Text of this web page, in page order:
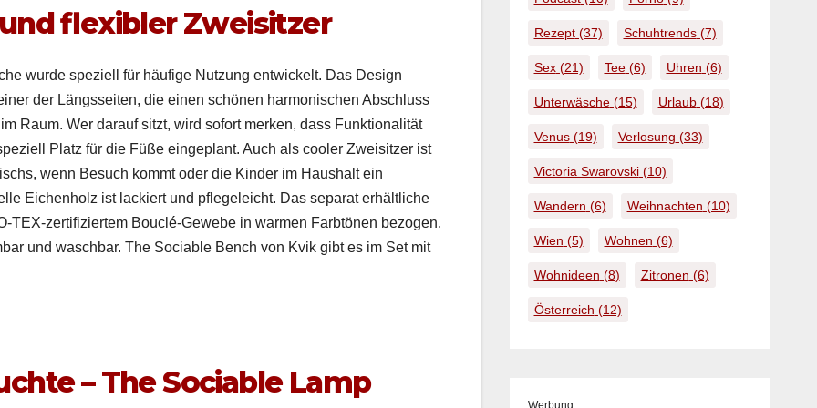
flexibler Zweisitzer
wurde speziell für häu­fige Nutzung entwick­elt. Das Design
der Längs­seit­en, die einen schö­nen har­monis­chen Abschluss
Raum. Wer darauf sitzt, wird sofort merken, dass Funk­tion­al­ität
Platz für die Füße einge­plant. Auch als cool­er Zweisitzer ist
wenn Besuch kommt oder die Kinder im Haushalt ein
Eichen­holz ist lack­iert und pflegele­icht. Das sep­a­rat erhältliche
TEX-zer­ti­fiziertem Bouclé-Gewebe in war­men Farbtö­nen bezo­gen.
und waschbar. The Socia­ble Bench von Kvik gibt es im Set mit
– The Sociable Lamp
Rezept(37) Schuhtrends(7)
Sex(21) Tee(6) Uhren (6)
Unterwäsche(15) Urlaub(18)
Venus(19) Verlosung (33)
Victoria Swarovski(10)
Wandern (6) Weihnachten (10)
Wien (5) Wohnen (6)
Wohnideen (8) Zitronen (6)
Österreich (12)
Werbung